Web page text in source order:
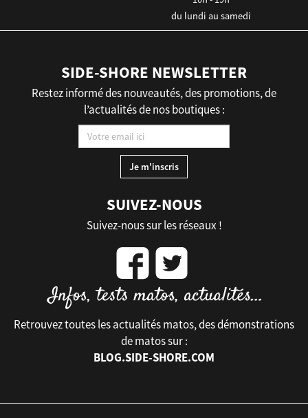
du lundi au samedi
SIDE-SHORE NEWSLETTER
Restez informé des nouveautés, des promotions, de
l’actualités de nos boutiques :
SUIVEZ-NOUS
Suivez-nous sur les réseaux !
Retrouvez toutes les actualités matos, des démonstrations
de matos sur :
BLOG.SIDE-SHORE.COM